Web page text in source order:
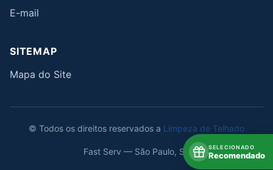
E-mail
SITEMAP
Mapa do Site
© Todos os direitos reservados a Limpeza de Telhado
Fast Serv — São Paulo, SP SELECIONADO
Recomendado